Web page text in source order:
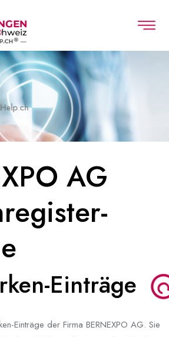
AG
Einträge
Einträge der Firma BERNEXPO AG. Sie